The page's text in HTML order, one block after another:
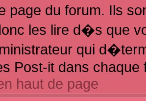
page du forum. Ils
les lire d�s que
qui
Post-it dans chaque
haut de page